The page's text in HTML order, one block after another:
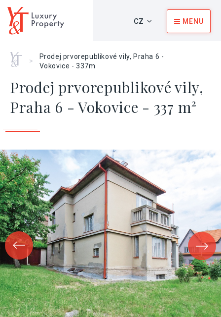
CZ MENU
Home
>
Prodej prvorepublikové vily, Praha 6 -
Vokovice - 337m
Prodej prvorepublikové vily,
Praha 6 - Vokovice - 337 m²